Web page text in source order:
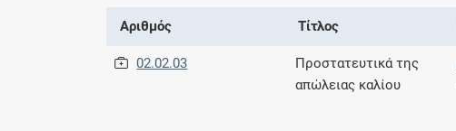
Αριθμός Τίτλος
02.02.03
Προστατευτικά της
απώλειας καλίου